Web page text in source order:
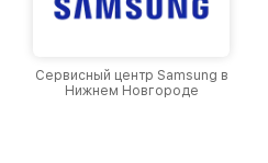
Сервисный центр Samsung в
Нижнем Новгороде